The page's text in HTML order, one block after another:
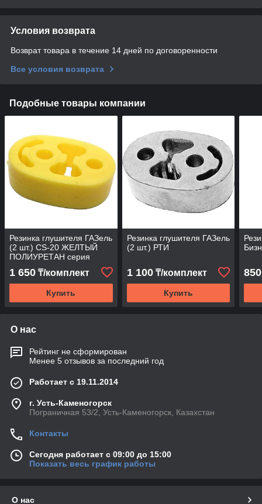
Условия возврата
Возврат товара в течение 14 дней по договоренности
Все условия возврата
Подобные товары компании
Резинка глушителя ГАЗель
(2 шт.) CS-20 ЖЕЛТЫЙ
ПОЛИУРЕТАН серия
COMFORT
1 650 ₸/комплект
Купить
Резинка глушителя ГАЗель
(2 шт.) РТИ
1 100₸/комплект
Купить
850
О нас
Рейтинг не сформирован
Менее 5 отзывов за последний год
Работает с 19.11.2014
г. Усть-Каменогорск
Пограничная 53/2, Усть-Каменогорск, Казахстан
Контакты
Сегодня работает с 09:00 до 15:00
Показать весь график работы
О нас